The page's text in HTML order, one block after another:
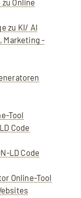
Online
zu KI/ AI
Marketing -
Tool
Code
LD Code
Online-Tool